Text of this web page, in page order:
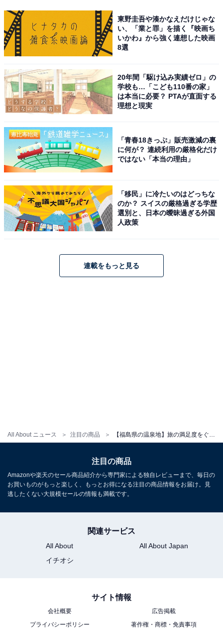
All About ニュース 注目の商品
奥飯坂 穴原温泉 匠のこころ 吉川屋（画像：「奥飯坂 穴原温泉 匠のこころ
吉川屋」公式Webサイトより）
「奥飯坂 穴原温泉 匠のこころ 吉川屋」は、天保12年創
業の飯坂温泉で一番の老舗宿。摺上川渓谷や片倉山の雄
地元の旬の厳選食材を使った会席料理、朝食はビュッフ
アクセス
交通手段：東北自動車道「福島飯坂IC」より約12分／福
島交通飯坂線「飯坂温泉」駅より無料送迎バスあり
（14:50発・15:15発、それ以降18:00まで要連絡）
大人1名（参考価格）：1万2100円
※プラン・部屋により価格は変動します
チェックイン・チェックアウト
チェックイン：15:00
チェックアウト：10:00
東野圭吾や湊かなえだけじゃな
い、「業と罪」を描く『映画ち
いかわ』から強く連想した映画
8選
20年間「駆け込み実績ゼロ」の
学校も…「こども110番の家」
は本当に必要？ PTAが直面する
理想と現実
「青春18きっぷ」販売激減の裏
に何が？ 連続利用の厳格化だけ
ではない「本当の理由」
「移民」に冷たいのはどっちな
のか？ スイスの厳格過ぎる学歴
選別と、日本の曖昧過ぎる外国
人政策
連載をもっと見る
注目の商品
Amazonや楽天のセール商品紹介から専門家による独自レビューまで、毎日の
お買いものがもっと楽しく、もっとお得になる注目の商品情報をお届け。見
逃したくない大規模セールの情報も満載です。
関連サービス
All About
All About Japan
イチオシ
サイト情報
会社概要
広告掲載
プライバシーポリシー
著作権・商標・免責事項